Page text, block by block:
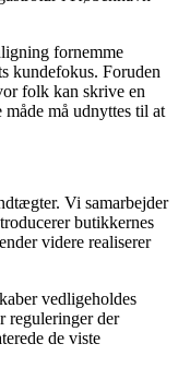
fornemme
kundefokus. Foruden
folk kan skrive en
må udnyttes til at
Vi samarbejder
butikkernes
videre realiserer
vedligeholdes
reguleringer der
de viste